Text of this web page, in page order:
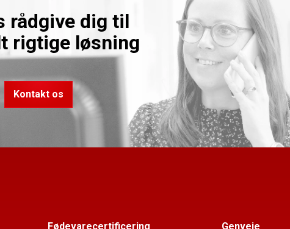
rådgive dig til
rigtige løsning
Kontakt os
Fødevarecertificering
Genveje